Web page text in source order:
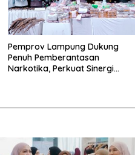
Pemprov Lampung Dukung
Penuh Pemberantasan
Narkotika, Perkuat Sinergi